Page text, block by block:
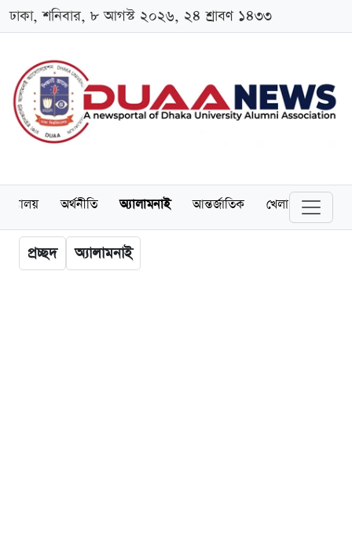
ঢাকা, শনিবার, ৮ আগস্ট ২০২৬, ২৪ শ্রাবণ ১৪৩৩
অর্থনীতি অ্যালামনাই আন্তর্জাতিক খেলাধুলা
প্রচ্ছদ অ্যালামনাই